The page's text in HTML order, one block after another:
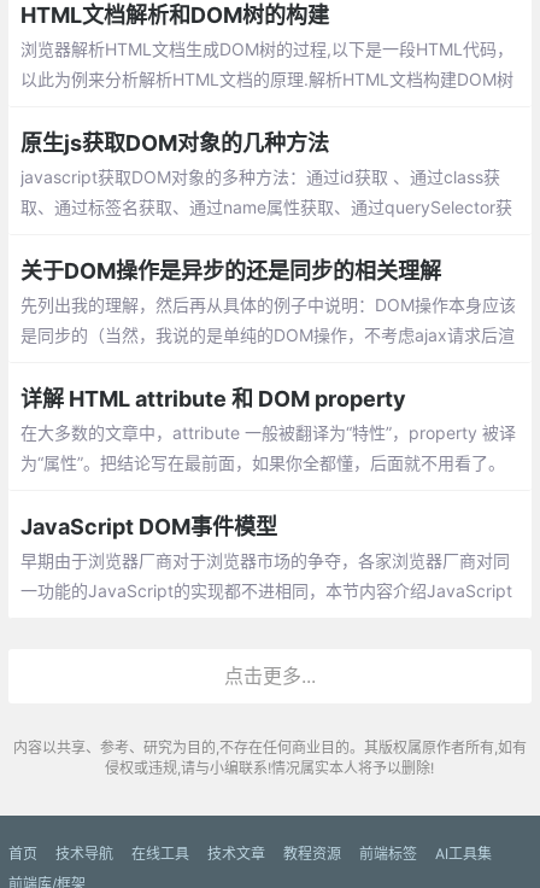
HTML文档解析和DOM树的构建
浏览器解析HTML文档生成DOM树的过程,以下是一段HTML代码，
以此为例来分析解析HTML文档的原理.解析HTML文档构建DOM树
原生js获取DOM对象的几种方法
javascript获取DOM对象的多种方法：通过id获取 、通过class获
取、通过标签名获取、通过name属性获取、通过querySelector获
关于DOM操作是异步的还是同步的相关理解
先列出我的理解，然后再从具体的例子中说明：DOM操作本身应该
是同步的（当然，我说的是单纯的DOM操作，不考虑ajax请求后渲
的情况下，是难以察觉的）
详解 HTML attribute 和 DOM property
在大多数的文章中，attribute 一般被翻译为“特性”，property 被译
为“属性”。把结论写在最前面，如果你全都懂，后面就不用看了。
JavaScript DOM事件模型
早期由于浏览器厂商对于浏览器市场的争夺，各家浏览器厂商对同
一功能的JavaScript的实现都不进相同，本节内容介绍JavaScript
点击更多...
内容以共享、参考、研究为目的,不存在任何商业目的。其版权属原作者所有,如有
侵权或违规,请与小编联系!情况属实本人将予以删除!
首页 技术导航 在线工具 技术文章 教程资源 前端标签
AI工具集
前端库/框架